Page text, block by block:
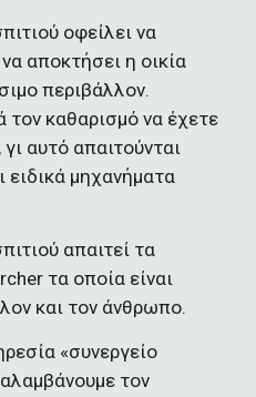
οφείλει να
αποκτήσει η οικία
περιβάλλον.
τον καθαρισμό να έχετε
αυτό απαιτούνται
ειδικά μηχανήματα
απαιτεί τα
τα οποία είναι
και τον άνθρωπο.
«συνεργείο
τον